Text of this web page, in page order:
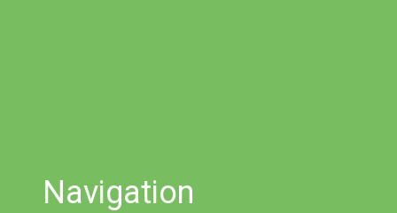
Navigation